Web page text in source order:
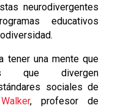
neurodivergentes
educativos
tener una mente que
que divergen
sociales de
, profesor de